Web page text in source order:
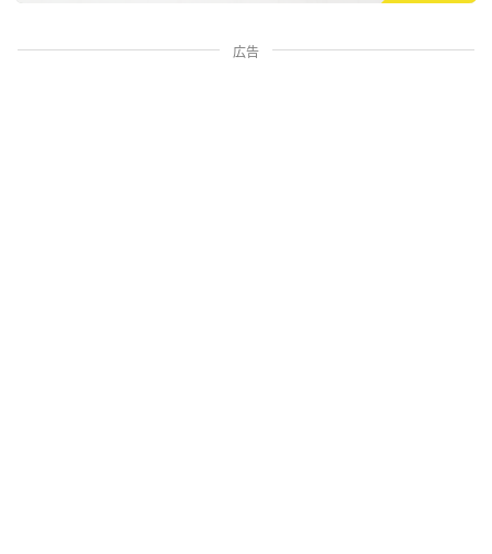
広告